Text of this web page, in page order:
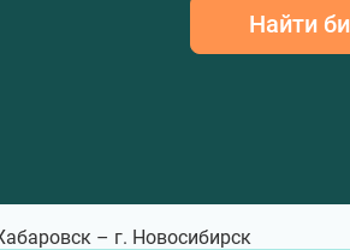
Найти
– г. Новосибирск